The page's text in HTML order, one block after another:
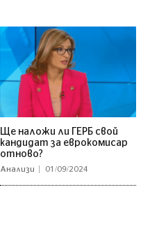
Ще наложи ли ГЕРБ свой
кандидат за еврокомисар
отново?
Анализи 01/09/2024